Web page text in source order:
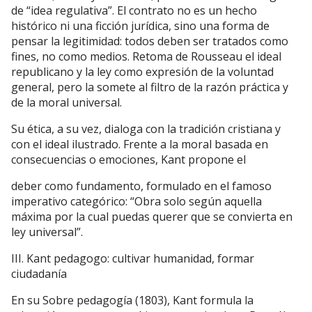
de “idea regulativa”. El contrato no es un hecho
histórico ni una ficción jurídica, sino una forma de
pensar la legitimidad: todos deben ser tratados como
fines, no como medios. Retoma de Rousseau el ideal
republicano y la ley como expresión de la voluntad
general, pero la somete al filtro de la razón práctica y
de la moral universal.
Su ética, a su vez, dialoga con la tradición cristiana y
con el ideal ilustrado. Frente a la moral basada en
consecuencias o emociones, Kant propone el
deber como fundamento, formulado en el famoso
imperativo categórico: “Obra solo según aquella
máxima por la cual puedas querer que se convierta en
ley universal”.
III. Kant pedagogo: cultivar humanidad, formar
ciudadanía
En su Sobre pedagogía (1803), Kant formula la